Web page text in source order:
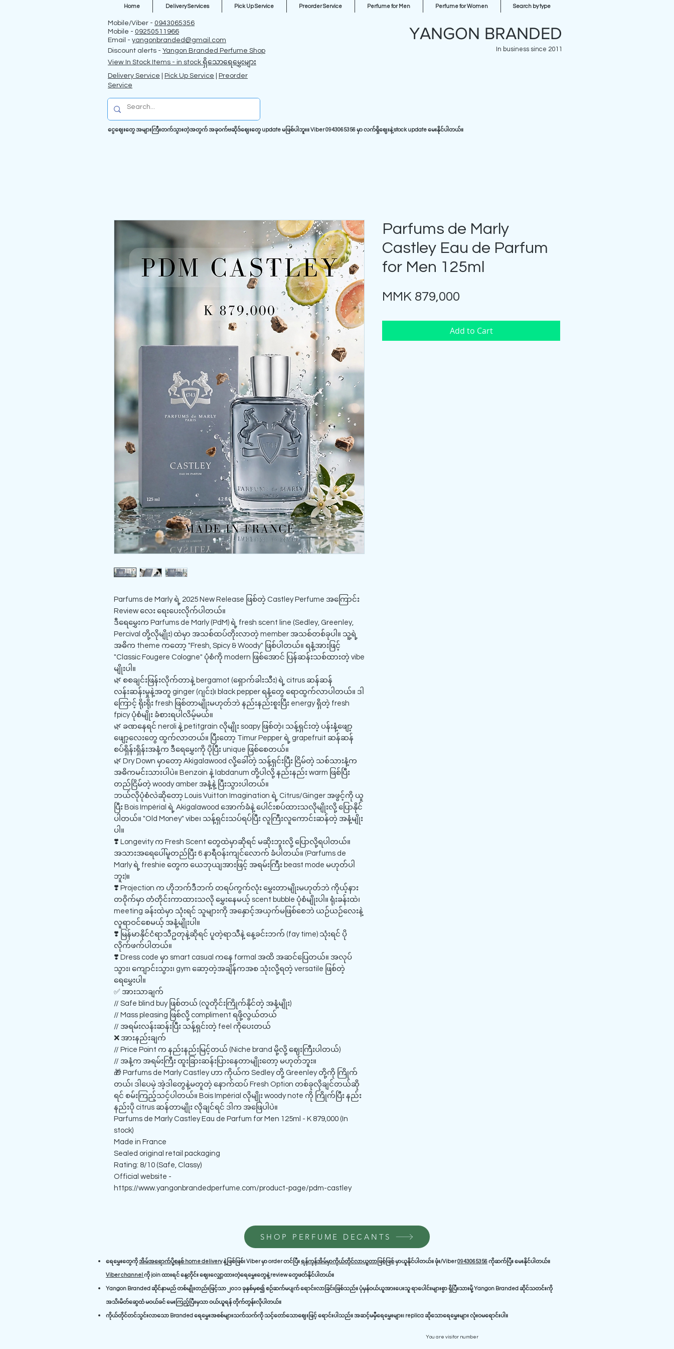
Home Delivery Services Pick Up Service Preorder Service Perfume for Men Perfume for Women Search by type
Mobile/Viber - 0943065356
Mobile - 09250511966
Email - yangonbranded@gmail.com
Discount alerts - Yangon Branded Perfume Shop
View In Stock Items - in stock ရှိသောရေမွှေးများ
Delivery Service
Pick Up Service
Preorder
Service
YANGON BRANDED
In business since 2011
ငွေဈေးတွေ အများကြီးတက်သွားတဲ့အတွက် အခုဝက်ဗဆိုဒ်ဈေးတွေ update မဖြစ်ပါဘူး။ Viber 0943065356 မှာ လက်ရှိဈေးနဲ့ stock update မေးနိုင်ပါတယ်။
Parfums de Marly ရဲ့ 2025 New Release ဖြစ်တဲ့ Castley Perfume အကြောင်း
Review လေး ရေးပေးလိုက်ပါတယ်။
ဒီရေမွှေးက Parfums de Marly (PdM) ရဲ့ fresh scent line (Sedley, Greenley,
Percival တို့လိုမျိုး) ထဲမှာ အသစ်ထပ်တိုးလာတဲ့ member အသစ်တစ်ခုပါ။ သူ့ရဲ့
အဓိက theme ကတော့ "Fresh, Spicy & Woody" ဖြစ်ပါတယ်။ ရနံ့အားဖြင့်
"Classic Fougere Cologne" ပုံစံကို modern ဖြစ်အောင် ပြန်ဆန်းသစ်ထားတဲ့ vibe
မျိုးပါ။
🌿 စစချင်းဖြန်းလိုက်တာနဲ့ bergamot (ရှောက်ခါးသီး) ရဲ့ citrus ဆန်ဆန်
လန်းဆန်းမှုနဲ့အတူ ginger (ဂျင်း)၊ black pepper ရနံ့တွေ ရောထွက်လာပါတယ်။ ဒါ
ကြောင့် ရိုးရိုး fresh ဖြစ်တာမျိုးမဟုတ်ဘဲ နည်းနည်းစူးပြီး energy ရှိတဲ့ fresh
fpicy ပုံစံမျိုး ခံစားရပါလိမ့်မယ်။
🌿 ခဏနေရင် neroli နဲ့ petitgrain လိုမျိုး soapy ဖြစ်တဲ့၊ သန့်ရှင်းတဲ့ ပန်းနံ့ဖျော့
ဖျော့လေးတွေ ထွက်လာတယ်။ ပြီးတော့ Timur Pepper ရဲ့ grapefruit ဆန်ဆန်
စပ်ရှိန်းရှိန်းအနံ့က ဒီရေမွှေးကို ပိုပြီး unique ဖြစ်စေတယ်။
🌿 Dry Down မှာတော့ Akigalawood လို့ခေါ်တဲ့ သန့်ရှင်းပြီး ငြိမ်တဲ့ သစ်သားနံ့က
အဓိကမင်းသားပါပဲ။ Benzoin နဲ့ labdanum တို့ပါလို့ နည်းနည်း warm ဖြစ်ပြီး
တည်ငြိမ်တဲ့ woody amber အနံ့နဲ့ ပြီးသွားပါတယ်။
ဘယ်လိုပုံစံလဲဆိုတော့ Louis Vuitton Imagination ရဲ့ Citrus/Ginger အဖွင့်ကို ယူ
ပြီး Bois Impérial ရဲ့ Akigalawood အောက်ခံနဲ့ ပေါင်းစပ်ထားသလိုမျိုးလို့ ပြောနိုင်
ပါတယ်။ "Old Money" vibe၊ သန့်ရှင်းသပ်ရပ်ပြီး လူကြီးလူကောင်းဆန်တဲ့ အနံ့မျိုး
ပါ။
❣️ Longevity က Fresh Scent တွေထဲမှာဆိုရင် မဆိုးဘူးလို့ ပြောလို့ရပါတယ်။
အသားအရေပေါ်မူတည်ပြီး 6 နာရီဝန်းကျင်လောက် ခံပါတယ်။ (Parfums de
Marly ရဲ့ freshie တွေက ယေဘုယျအားဖြင့် အရမ်းကြီး beast mode မဟုတ်ပါ
ဘူး)။
❣️ Projection က ဟိုဘက်ဒီဘက် တရပ်ကွက်လုံး မွှေးတာမျိုးမဟုတ်ဘဲ ကိုယ့်နား
တဝိုက်မှာ တံတိုင်းကာထားသလို မွှေးနေမယ့် scent bubble ပုံစံမျိုးပါ။ ရုံးခန်းထဲ၊
meeting ခန်းထဲမှာ သုံးရင် သူများကို အနှောင့်အယှက်မဖြစ်စေဘဲ ယဉ်ယဉ်လေးနဲ့
လူရာဝင်စေမယ့် အနံ့မျိုးပါ။
❣️ မြန်မာနိုင်ငံရာသီဥတုနဲ့ဆိုရင် ပူတဲ့ရာသီနဲ့ နေ့ခင်းဘက် (fay time) သုံးရင် ပို
လိုက်ဖက်ပါတယ်။
❣️ Dress code မှာ smart casual ကနေ formal အထိ အဆင်ပြေတယ်။ အလုပ်
သွား၊ ကျောင်းသွား၊ gym ဆော့တဲ့အချိန်ကအစ သုံးလို့ရတဲ့ versatile ဖြစ်တဲ့
ရေမွှေးပါ။
✅ အားသာချက်
// Safe blind buy ဖြစ်တယ် (လူတိုင်းကြိုက်နိုင်တဲ့ အနံ့မျိုး)
// Mass pleasing ဖြစ်လို့ compliment ရဖို့လွယ်တယ်
// အရမ်းလန်းဆန်းပြီး သန့်ရှင်းတဲ့ feel ကိုပေးတယ်
❌ အားနည်းချက်
// Price Point က နည်းနည်းမြင့်တယ် (Niche brand မို့လို့ ဈေးကြီးပါတယ်)
// အနံ့က အရမ်းကြီး ထူးခြားဆန်းပြားနေတာမျိုးတော့ မဟုတ်ဘူး။
🎁 Parfums de Marly Castley ဟာ ကိုယ်က Sedley တို့ Greenley တို့ကို ကြိုက်
တယ်၊ ဒါပေမဲ့ အဲ့ဒါတွေနဲ့မတူတဲ့ နောက်ထပ် Fresh Option တစ်ခုလိုချင်တယ်ဆို
ရင် စမ်းကြည့်သင့်ပါတယ်။ Bois Impérial လိုမျိုး woody note ကို ကြိုက်ပြီး နည်း
နည်းပို citrus ဆန်တာမျိုး လိုချင်ရင် ဒါက အဖြေပါပဲ။
Parfums de Marly Castley Eau de Parfum for Men 125ml - K 879,000 (In
stock)
Made in France
Sealed original retail packaging
Rating: 8/10 (Safe, Classy)
Official website -
https://www.yangonbrandedperfume.com/product-page/pdm-castley
Parfums de Marly
Castley Eau de Parfum
for Men 125ml
MMK 879,000
Add to Cart
SHOP PERFUME DECANTS
ရေမွှေးတွေကိုအိမ်အရောက်ပို့စနစ် home deliveryနဲ့ဖြစ်ဖြစ်၊ Viber မှာ order တင်ပြီးရန်ကုန်အိမ်မှာကိုယ်တိုင်လာယူတာဖြစ်ဖြစ်မှာယူနိုင်ပါတယ်။ ဖုံး/Viber0943065356ကိုဆက်ပြီး မေးနိုင်ပါတယ်။
Viber channel ကို join ထားရင် နေ့တိုင်း ဈေးလျှော့ထားတဲ့ရေမွှေးတွေနဲ့ review တွေဖတ်နိုင်ပါတယ်။
Yangon Branded ဆိုင်နာမည် တစ်မျိုးတည်းဖြင့်သာ ၂၀၁၁ ခုနှစ်မှစ၍ စဉ်ဆက်မပျက် ရောင်းလာခြင်းဖြစ်သည်။ ပုံမှန်ဝယ်ယူအားပေးသူ ရာပေါင်းများစွာ ရှိပြီးသားမို့ Yangon Branded ဆိုင်သတင်းကို
အသိ၊မိတ်ဆွေထံ မဝယ်ခင် မေးကြည့်ပြီးမှသာ ဝယ်ယူရန် တိုက်တွန်းလိုပါတယ်။
ကိုယ်တိုင်တင်သွင်းလာသော Branded ရေမွှေးအစစ်များသက်သက်ကို သင့်တော်သောဈေးဖြင့် ရောင်းပါသည်။ အဆင့်မမှီရေမွှေးများ၊ replica ဆိုသောရေမွှေးများ လုံးဝမရောင်းပါ။
You are visitor number